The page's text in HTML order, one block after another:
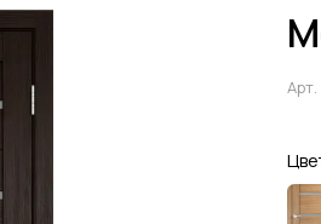
Арт.